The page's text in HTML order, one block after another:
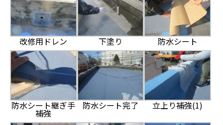
改修用ドレン 下塗り 防水シート
防水シート継ぎ手
補強
防水シート完了 立上り補強(1)